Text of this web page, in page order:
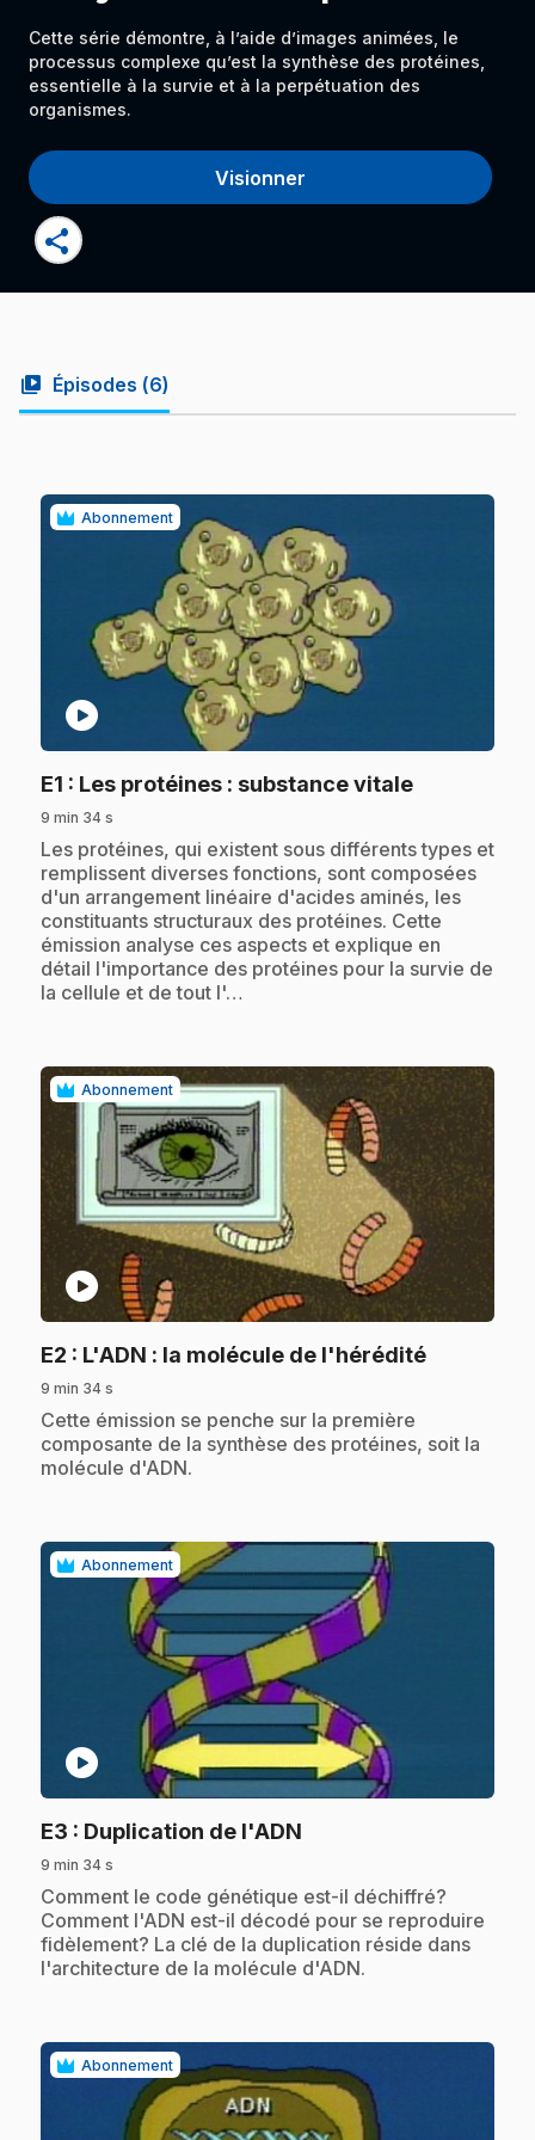
Cette série démontre, à l’aide d’images animées, le
processus complexe qu’est la synthèse des protéines,
essentielle à la survie et à la perpétuation des
organismes.
Visionner
share
video_library Épisodes (6)
Abonnement
play_circle
E1 : Les protéines : substance vitale.
9 min 34 s
.Les protéines, qui existent sous différents types et
remplissent diverses fonctions, sont composées
d'un arrangement linéaire d'acides aminés, les
constituants structuraux des protéines. Cette
émission analyse ces aspects et explique en
détail l'importance des protéines pour la survie de
la cellule et de tout l'…
Abonnement
play_circle
E2 : L'ADN : la molécule de l'hérédité.
9 min 34 s
.Cette émission se penche sur la première
composante de la synthèse des protéines, soit la
molécule d'ADN.
Abonnement
play_circle
E3 : Duplication de l'ADN
9 min 34 s
.Comment le code génétique est-il déchiffré?
Comment l'ADN est-il décodé pour se reproduire
fidèlement? La clé de la duplication réside dans
l'architecture de la molécule d'ADN.
Abonnement